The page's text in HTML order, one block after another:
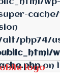
wp-
cache/
alt/php74/
on